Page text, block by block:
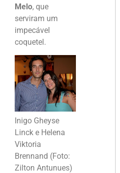
Melo, que
serviram um
impecável
coquetel.
Inigo Gheyse
Linck e Helena
Viktoria
Brennand (Foto:
Zilton Antunues)